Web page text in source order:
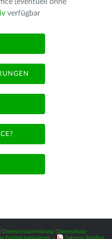
verfügbar
Datenschutzerklärung (Datenschutz-
English translation) - Satzung (binding